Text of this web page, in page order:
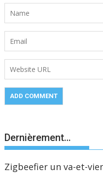
Dernièrement…
Zigbeefier un va-et-